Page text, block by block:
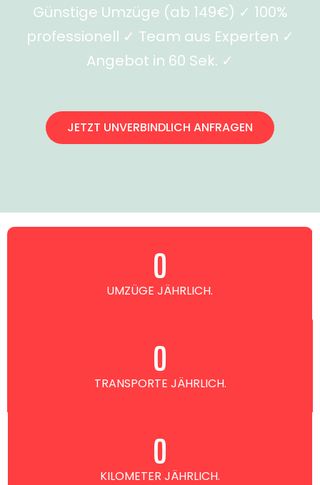
Günstige Umzüge (ab 149€) ✓ 100%
professionell ✓ Team aus Experten ✓
Angebot in 60 Sek. ✓
JETZT UNVERBINDLICH ANFRAGEN
UMZÜGE JÄHRLICH.
0
TRANSPORTE JÄHRLICH.
0
KILOMETER JÄHRLICH.
0